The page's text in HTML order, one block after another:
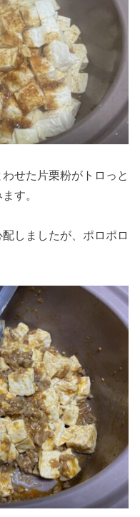
せた片栗粉がトロっと
す。
しましたが、ポロポロ